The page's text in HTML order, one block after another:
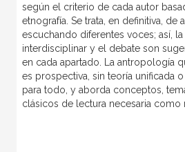
según el criterio de cada autor
etnografía. Se trata, en definitiva, de
escuchando diferentes voces; así,
interdisciplinar y el debate son
en cada apartado. La antropología
es prospectiva, sin teoría unificada
para todo, y aborda conceptos,
clásicos de lectura necesaria como